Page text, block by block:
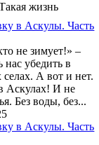
жизнь
в Аскулы. Часть
не зимует!» –
нас убедить в
селах. А вот и нет.
Аскулах! И не
Без воды, без...
в Аскулы. Часть